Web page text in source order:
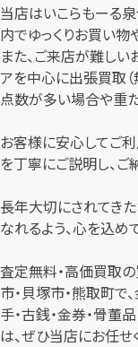
当店はいこらもーる
内でゆっくりお買い物
また、ご来店が難し
アを中心に出張買取（
点数が多い場合や重
お客様に安心してご
を丁寧にご説明し、ご
長年大切にされてきた
なれるよう、心を込め
査定無料・高価買取
市・貝塚市・熊取町で
手・古銭・金券・骨董
は、ぜひ当店にお任せ